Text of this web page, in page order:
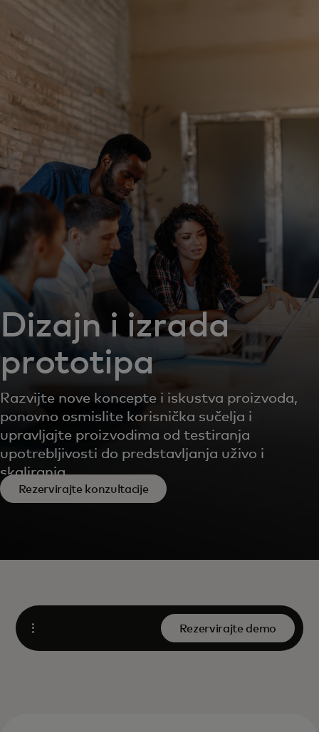
Za vas
Za poslovanje
Za svijet
Za inovatore
Novosti i trendovi
Dizajn i izrada
prototipa
Razvijte nove koncepte i iskustva proizvoda,
ponovno osmislite korisnička sučelja i
upravljajte proizvodima od testiranja
upotrebljivosti do predstavljanja uživo i
skaliranja.
Rezervirajte konzultacije
Open
Rezervirajte demo